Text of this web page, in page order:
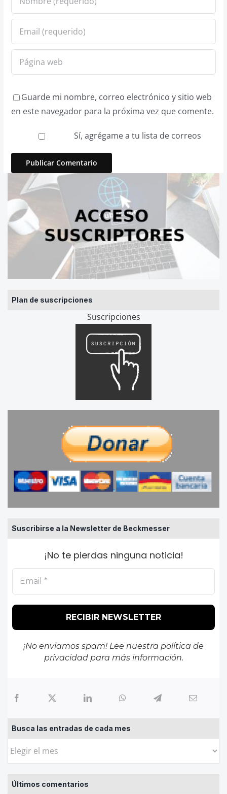
Plan de suscripciones
Suscripciones
Suscribirse a la Newsletter de Beckmesser
¡No te pierdas ninguna noticia!
¡No enviamos spam! Lee nuestra política de
privacidadpara más información.
Busca las entradas de cada mes
Busca
entradas
de
Últimos comentarios
Guarde mi nombre, correo electrónico y sitio web
en este navegador para la próxima vez que comente.
Sí, agrégame a tu lista de correos